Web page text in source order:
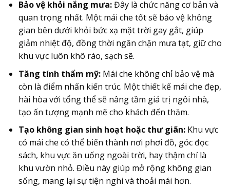
Bảo vệ khỏi nắng mưa:Đây là chức năng cơ bản và
quan trọng nhất. Một mái che tốt sẽ bảo vệ không
gian bên dưới khỏi bức xạ mặt trời gay gắt, giúp
giảm nhiệt độ, đồng thời ngăn chặn mưa tạt, giữ cho
khu vực luôn khô ráo, sạch sẽ.
Tăng tính thẩm mỹ:Mái che không chỉ bảo vệ mà
còn là điểm nhấn kiến trúc. Một thiết kế mái che đẹp,
hài hòa với tổng thể sẽ nâng tầm giá trị ngôi nhà,
tạo ấn tượng mạnh mẽ cho khách đến thăm.
Tạo không gian sinh hoạt hoặc thư giãn:Khu vực
có mái che có thể biến thành nơi phơi đồ, góc đọc
sách, khu vực ăn uống ngoài trời, hay thậm chí là
khu vườn nhỏ. Điều này giúp mở rộng không gian
sống, mang lại sự tiện nghi và thoải mái hơn.